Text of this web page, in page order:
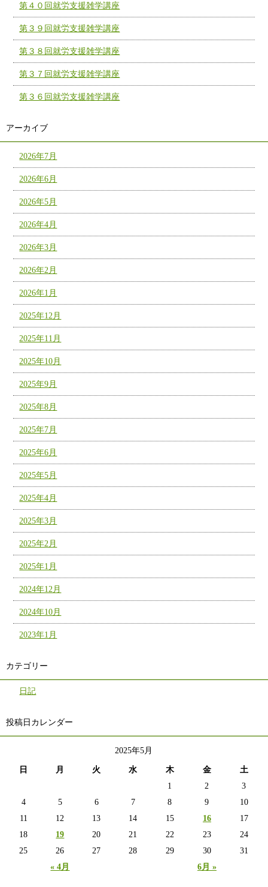
第４０回就労支援雑学講座
第３９回就労支援雑学講座
第３８回就労支援雑学講座
第３７回就労支援雑学講座
第３６回就労支援雑学講座
アーカイブ
2026年7月
2026年6月
2026年5月
2026年4月
2026年3月
2026年2月
2026年1月
2025年12月
2025年11月
2025年10月
2025年9月
2025年8月
2025年7月
2025年6月
2025年5月
2025年4月
2025年3月
2025年2月
2025年1月
2024年12月
2024年10月
2023年1月
カテゴリー
日記
投稿日カレンダー
2025年5月
日 月 火 水 木 金 土
« 4月 6月 »
1 2
3
4
5 6 7 8 9
10
11
12 13 14 15 16
17
18
19 20 21 22 23
24
25
26 27 28 29 30 31